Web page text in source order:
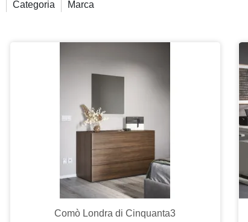
Categoria Marca
Comò Londra di Cinquanta3